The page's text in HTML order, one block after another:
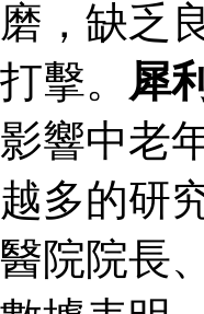
磨，缺乏
打擊。 犀
影響中老
越多的研
醫院院長